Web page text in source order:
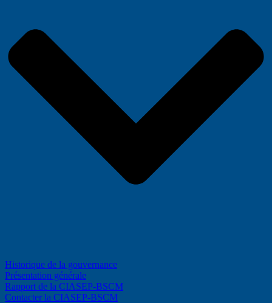
Historique de la gouvernance
Présentation générale
Rapport de la CIASEP-BSCM
Contacter la CIASEP-BSCM